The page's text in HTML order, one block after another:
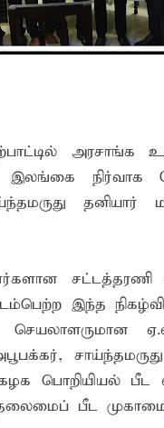
உள்ளேன் கல்வியின்
அரசாங்க
நிர்வாக
தனியார்
இந்த
செயலாளருமான
பொறியியல் பீட
பீட